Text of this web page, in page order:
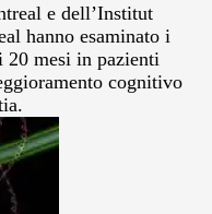
e dell’Institut
hanno esaminato i
20 mesi in pazienti
cognitivo